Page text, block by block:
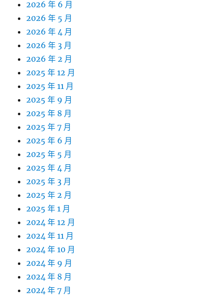
2026 年 6 月
2026 年 5 月
2026 年 4 月
2026 年 3 月
2026 年 2 月
2025 年 12 月
2025 年 11 月
2025 年 9 月
2025 年 8 月
2025 年 7 月
2025 年 6 月
2025 年 5 月
2025 年 4 月
2025 年 3 月
2025 年 2 月
2025 年 1 月
2024 年 12 月
2024 年 11 月
2024 年 10 月
2024 年 9 月
2024 年 8 月
2024 年 7 月